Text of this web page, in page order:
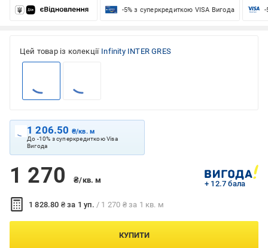
-5% з суперкредиткою VISA Вигода -
Цей товар із колекції Infinity INTER GRES
1 206.50 ₴/кв. м
До -10% з суперкредиткою Visa
Вигода
1 270 ₴/кв. м + 12.7 бала
1 828.80 ₴ за 1 уп. / 1 270 ₴ за 1 кв. м
КУПИТИ